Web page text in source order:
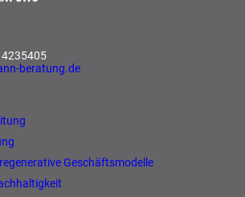
4235405
​beratung.​de
Geschäftsmodelle